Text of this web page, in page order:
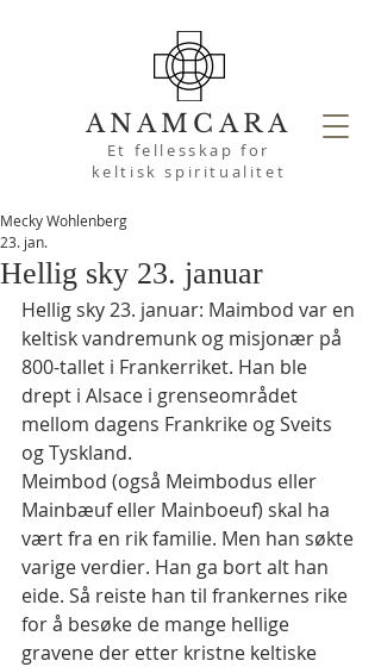
ANAMCARA
Et fellesskap for
keltisk spiritualitet
Hellig sky 23. januar
Mecky Wohlenberg
23. jan.
Hellig sky 23. januar: Maimbod var en
keltisk vandremunk og misjonær på
800-tallet i Frankerriket. Han ble
drept i Alsace i grenseområdet
mellom dagens Frankrike og Sveits
og Tyskland.
Meimbod (også Meimbodus eller
Mainbæuf eller Mainboeuf) skal ha
vært fra en rik familie. Men han søkte
varige verdier. Han ga bort alt han
eide. Så reiste han til frankernes rike
for å besøke de mange hellige
gravene der etter kristne keltiske